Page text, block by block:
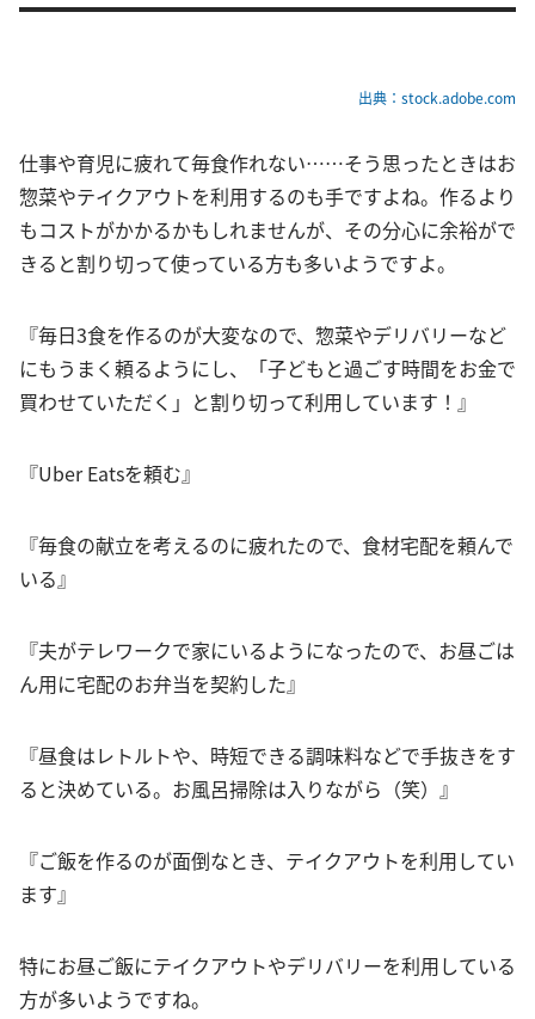
出典：stock.adobe.com
仕事や育児に疲れて毎食作れない……そう思ったときはお
惣菜やテイクアウトを利用するのも手ですよね。作るより
もコストがかかるかもしれませんが、その分心に余裕がで
きると割り切って使っている方も多いようですよ。
『毎日3食を作るのが大変なので、惣菜やデリバリーなど
にもうまく頼るようにし、「子どもと過ごす時間をお金で
買わせていただく」と割り切って利用しています！』
『Uber Eatsを頼む』
『毎食の献立を考えるのに疲れたので、食材宅配を頼んで
いる』
『夫がテレワークで家にいるようになったので、お昼ごは
ん用に宅配のお弁当を契約した』
『昼食はレトルトや、時短できる調味料などで手抜きをす
ると決めている。お風呂掃除は入りながら（笑）』
『ご飯を作るのが面倒なとき、テイクアウトを利用してい
ます』
特にお昼ご飯にテイクアウトやデリバリーを利用している
方が多いようですね。